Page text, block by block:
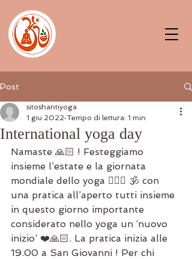
Post
International yoga day
sitoshantiyoga
1 giu 2022 Tempo di lettura: 1 min
Namaste 🙏🏻 ! Festeggiamo
insieme l’estate e la giornata
mondiale dello yoga 🧘🏼‍♂️ 🕉 con
una pratica all’aperto tutti insieme
in questo giorno importante
considerato nello yoga un ‘nuovo
inizio’ ❤️🙏🏻. La pratica inizia alle
19.00 a San Giovanni ! Per chi